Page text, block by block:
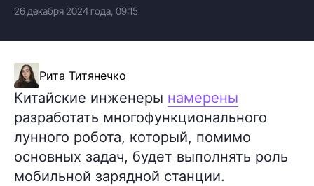
26 декабря 2024 года, 09:15
Рита Титянечко
Китайские инженеры намерены
разработать многофункционального
лунного робота, который, помимо
основных задач, будет выполнять роль
мобильной зарядной станции.